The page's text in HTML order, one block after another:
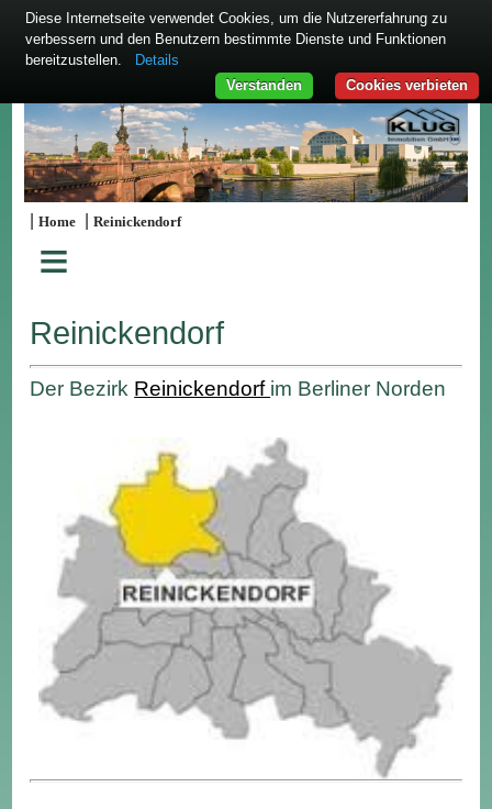
|Home |Reinickendorf
≡
Reinickendorf
Der Bezirk Reinickendorf im Berliner Norden
Diese Internetseite verwendet Cookies, um die Nutzererfahrung zu
verbessern und den Benutzern bestimmte Dienste und Funktionen
bereitzustellen.
Details
Cookies verbieten
Verstanden